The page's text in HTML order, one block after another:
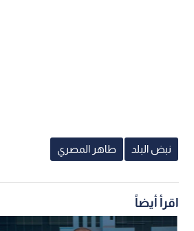
نبض البلد طاهر المصري
اقرأ أيضاً